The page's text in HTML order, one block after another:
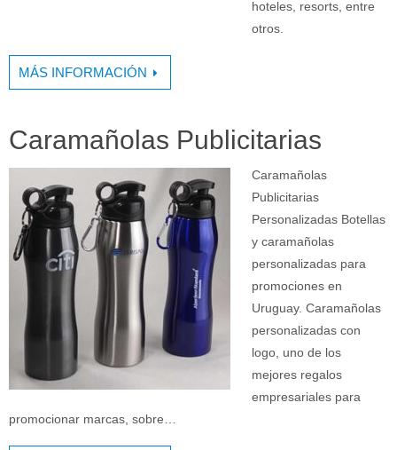
hoteles, resorts, entre
otros.
MÁS INFORMACIÓN
Caramañolas Publicitarias
Caramañolas
Publicitarias
Personalizadas Botellas
y caramañolas
personalizadas para
promociones en
Uruguay. Caramañolas
personalizadas con
logo, uno de los
mejores regalos
empresariales para
promocionar marcas, sobre…